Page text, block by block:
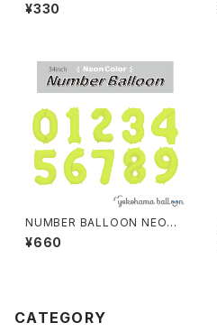
¥330
NUMBER BALLOON NEON
YELLOW 個包装
¥660
CATEGORY